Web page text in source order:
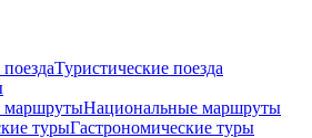
Туристические поезда
Национальные маршруты
Гастрономические туры